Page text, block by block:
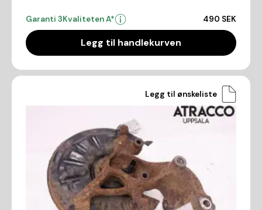
Garanti 3Kvaliteten A* 490 SEK
Legg til handlekurven
Legg til ønskeliste